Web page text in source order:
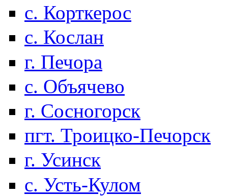
с. Корткерос
с. Кослан
г. Печора
с. Объячево
г. Сосногорск
пгт. Троицко-Печорск
г. Усинск
с. Усть-Кулом